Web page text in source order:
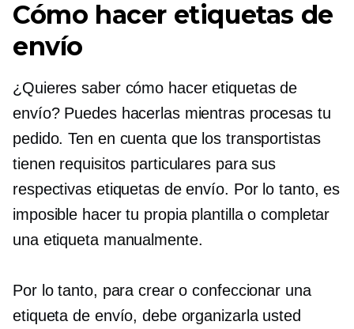
Cómo hacer etiquetas de
envío
¿Quieres saber cómo hacer etiquetas de
envío? Puedes hacerlas mientras procesas tu
pedido. Ten en cuenta que los transportistas
tienen requisitos particulares para sus
respectivas etiquetas de envío. Por lo tanto, es
imposible hacer tu propia plantilla o completar
una etiqueta manualmente.
Por lo tanto, para crear o confeccionar una
etiqueta de envío, debe organizarla usted